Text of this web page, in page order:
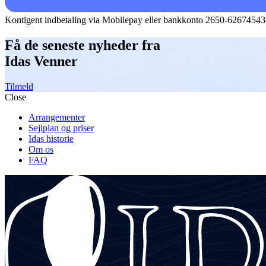
Kontigent indbetaling via Mobilepay eller bankkonto 2650-
Få de seneste nyheder fra
Idas Venner
Tilmeld
Close
Arrangementer
Sejlplan og priser
Idas historie
Om os
FAQ